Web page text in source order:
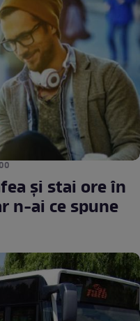
şi stai ore în
n-ai ce spune